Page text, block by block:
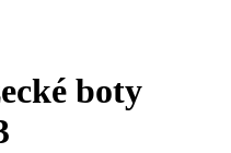
boty